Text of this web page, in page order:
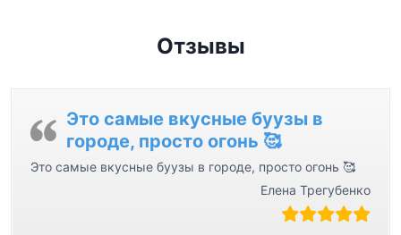
и
Отзывы
Это самые вкусные буузы в
городе, просто огонь 🥰
Это самые вкусные буузы в городе, просто огонь 🥰
Елена Трегубенко